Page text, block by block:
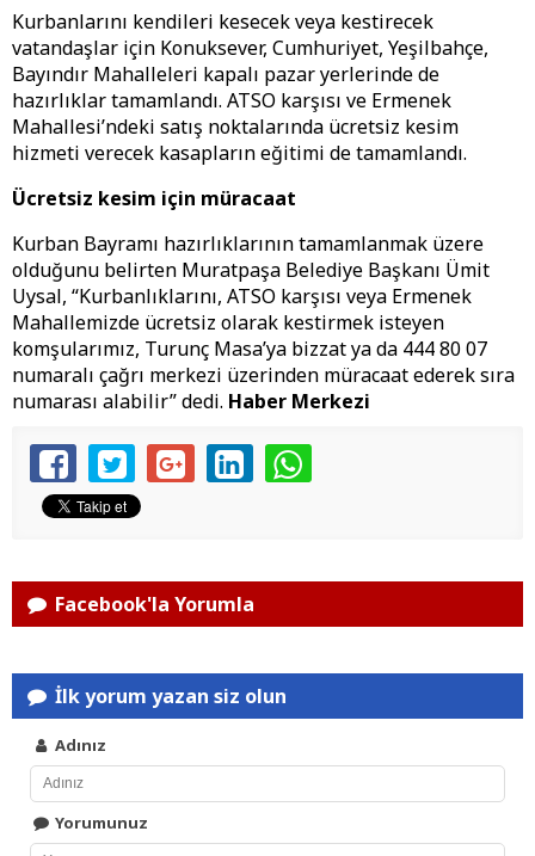
Kurbanlarını kendileri kesecek veya kestirecek
vatandaşlar için Konuksever, Cumhuriyet, Yeşilbahçe,
Bayındır Mahalleleri kapalı pazar yerlerinde de
hazırlıklar tamamlandı. ATSO karşısı ve Ermenek
Mahallesi’ndeki satış noktalarında ücretsiz kesim
hizmeti verecek kasapların eğitimi de tamamlandı.
Ücretsiz kesim için müracaat
Kurban Bayramı hazırlıklarının tamamlanmak üzere
olduğunu belirten Muratpaşa Belediye Başkanı Ümit
Uysal, “Kurbanlıklarını, ATSO karşısı veya Ermenek
Mahallemizde ücretsiz olarak kestirmek isteyen
komşularımız, Turunç Masa’ya bizzat ya da 444 80 07
numaralı çağrı merkezi üzerinden müracaat ederek sıra
numarası alabilir” dedi. Haber Merkezi
Facebook'la Yorumla
İlk yorum yazan siz olun
Adınız
Yorumunuz